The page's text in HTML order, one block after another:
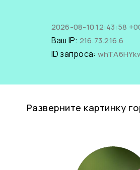
2026-08-10 12:43:58
Ваш IP: 216.73.216.6
ID запроса:
Разверните картинку